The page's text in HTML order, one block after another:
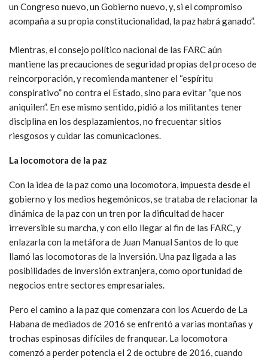
un Congreso nuevo, un Gobierno nuevo, y, si el compromiso
acompaña a su propia constitucionalidad, la paz habrá ganado”.
Mientras, el consejo político nacional de las FARC aún
mantiene las precauciones de seguridad propias del proceso de
reincorporación, y recomienda mantener el “espíritu
conspirativo” no contra el Estado, sino para evitar “que nos
aniquilen”. En ese mismo sentido, pidió a los militantes tener
disciplina en los desplazamientos, no frecuentar sitios
riesgosos y cuidar las comunicaciones.
La locomotora de la paz
Con la idea de la paz como una locomotora, impuesta desde el
gobierno y los medios hegemónicos, se trataba de relacionar la
dinámica de la paz con un tren por la dificultad de hacer
irreversible su marcha, y con ello llegar al fin de las FARC, y
enlazarla con la metáfora de Juan Manual Santos de lo que
llamó las locomotoras de la inversión. Una paz ligada a las
posibilidades de inversión extranjera, como oportunidad de
negocios entre sectores empresariales.
Pero el camino a la paz que comenzara con los Acuerdo de La
Habana de mediados de 2016 se enfrentó a varias montañas y
trochas espinosas difíciles de franquear. La locomotora
comenzó a perder potencia el 2 de octubre de 2016, cuando